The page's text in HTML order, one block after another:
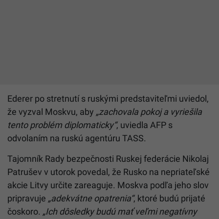
Ederer po stretnutí s ruskými predstaviteľmi uviedol,
že vyzval Moskvu, aby „zachovala pokoj a vyriešila
tento problém diplomaticky“, uviedla AFP s
odvolaním na ruskú agentúru TASS.
Tajomník Rady bezpečnosti Ruskej federácie Nikolaj
Patrušev v utorok povedal, že Rusko na nepriateľské
akcie Litvy určite zareaguje. Moskva podľa jeho slov
pripravuje „adekvátne opatrenia“, ktoré budú prijaté
čoskoro. „Ich dôsledky budú mať veľmi negatívny